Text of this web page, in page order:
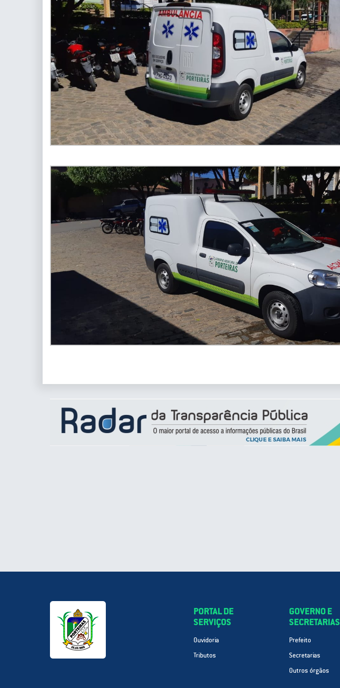
PORTAL DE
SERVIÇOS
Ouvidoria
Tributos
GOVERNO E
SECRETARIAS
Prefeito
Secretarias
Outros órgãos